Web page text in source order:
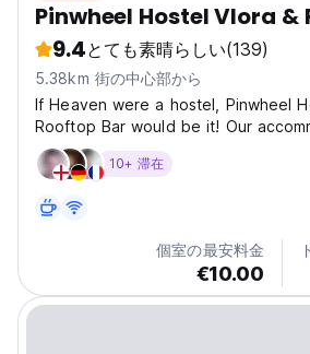
Pinwheel Hostel Vlora &
9.4とても素晴らしい(139)
5.38km 街の中心部から
If Heaven were a hostel, Pinwheel
Rooftop Bar would be it! Our
charming luxury villa (air con in
garden and an amazing, covered
sunsets....
10+ 滞在
個室の最安料金
€10.00